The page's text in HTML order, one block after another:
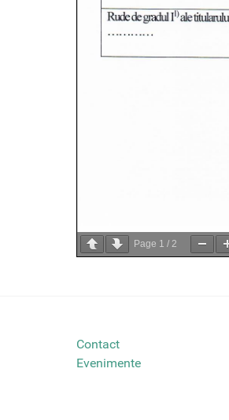
Page 1 / 2
Contact
Evenimente